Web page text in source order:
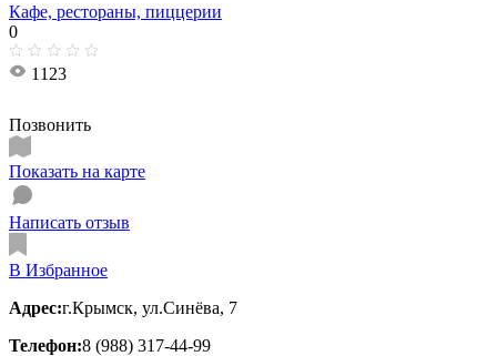
Кафе, рестораны, пиццерии
0
1123
Позвонить
Показать на карте
Написать отзыв
В Избранное
Адрес:г.Крымск, ул.Синёва, 7
Телефон:8 (988) 317-44-99